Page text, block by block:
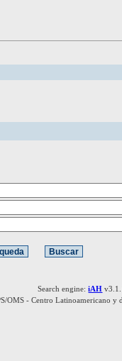
Search engine:iAH
OMS - Centro Latinoamericano y